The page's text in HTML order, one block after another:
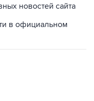
новостей сайта
в официальном